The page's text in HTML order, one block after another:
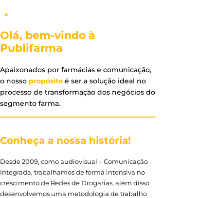
Olá, bem-vindo à
Publifarma
Apaixonados por farmácias e comunicação,
o nosso propósito é ser a solução ideal no
processo de transformação dos negócios do
segmento farma.
Conheça a nossa história!
Desde 2009, como audiovisual – Comunicação
Integrada, trabalhamos de forma intensiva no
crescimento de Redes de Drogarias, além disso
desenvolvemos uma metodologia de trabalho